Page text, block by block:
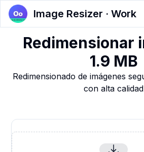
Image Resizer · Work
Redimensionar
1.9 MB
Redimensionado de imágenes
con alta calidad